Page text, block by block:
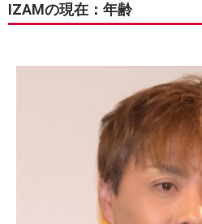
IZAMの現在：年齢